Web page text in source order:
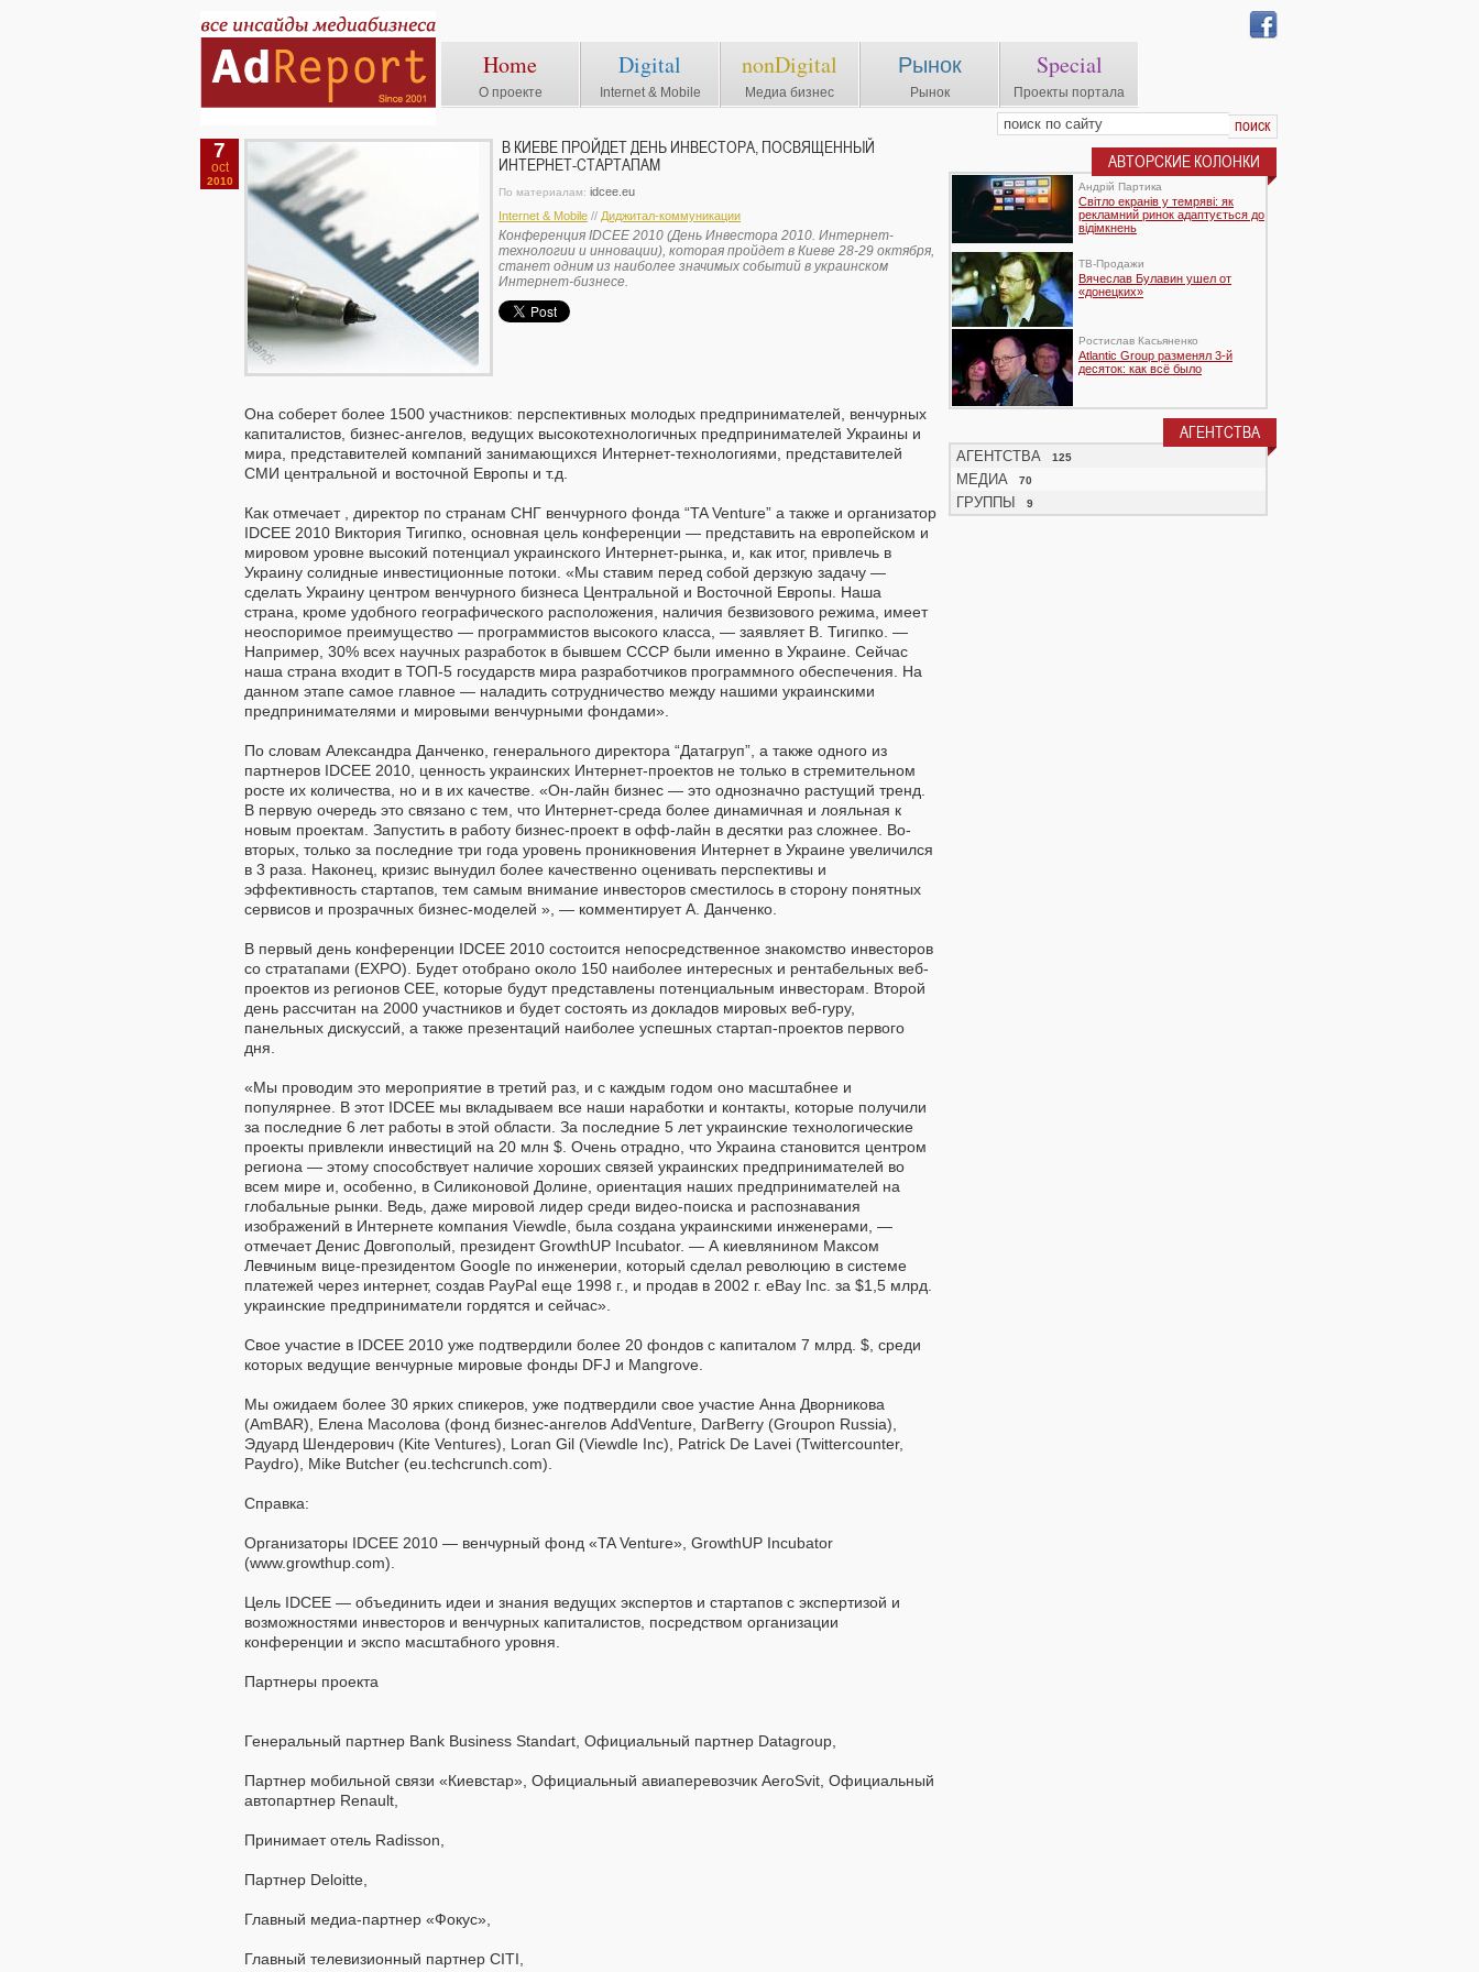
Home
О проекте
Digital
Internet & Mobile
nonDigital
Медиа бизнес
Рынок
Рынок
Special
Проекты портала
7
oct
2010
В КИЕВЕ ПРОЙДЕТ ДЕНЬ ИНВЕСТОРА, ПОСВЯЩЕННЫЙ
ИНТЕРНЕТ-СТАРТАПАМ
По материалам: idcee.eu
Internet & Mobile // Диджитал-коммуникации
Конференция IDCEE 2010 (День Инвестора 2010. Интернет-
технологии и инновации), которая пройдет в Киеве 28-29 октября,
станет одним из наиболее значимых событий в украинском
Интернет-бизнесе.
Она соберет более 1500 участников: перспективных молодых предпринимателей, венчурных
капиталистов, бизнес-ангелов, ведущих высокотехнологичных предпринимателей Украины и
мира, представителей компаний занимающихся Интернет-технологиями, представителей
СМИ центральной и восточной Европы и т.д.
Как отмечает , директор по странам СНГ венчурного фонда “TA Venture” а также и организатор
IDCEE 2010 Виктория Тигипко, основная цель конференции — представить на европейском и
мировом уровне высокий потенциал украинского Интернет-рынка, и, как итог, привлечь в
Украину солидные инвестиционные потоки. «Мы ставим перед собой дерзкую задачу —
сделать Украину центром венчурного бизнеса Центральной и Восточной Европы. Наша
страна, кроме удобного географического расположения, наличия безвизового режима, имеет
неоспоримое преимущество — программистов высокого класса, — заявляет В. Тигипко. —
Например, 30% всех научных разработок в бывшем СССР были именно в Украине. Сейчас
наша страна входит в ТОП-5 государств мира разработчиков программного обеспечения. На
данном этапе самое главное — наладить сотрудничество между нашими украинскими
предпринимателями и мировыми венчурными фондами».
По словам Александра Данченко, генерального директора “Датагруп”, а также одного из
партнеров IDCEE 2010, ценность украинских Интернет-проектов не только в стремительном
росте их количества, но и в их качестве. «Он-лайн бизнес — это однозначно растущий тренд.
В первую очередь это связано с тем, что Интернет-среда более динамичная и лояльная к
новым проектам. Запустить в работу бизнес-проект в офф-лайн в десятки раз сложнее. Во-
вторых, только за последние три года уровень проникновения Интернет в Украине увеличился
в 3 раза. Наконец, кризис вынудил более качественно оценивать перспективы и
эффективность стартапов, тем самым внимание инвесторов сместилось в сторону понятных
сервисов и прозрачных бизнес-моделей », — комментирует А. Данченко.
В первый день конференции IDCEE 2010 состоится непосредственное знакомство инвесторов
со стратапами (EXPO). Будет отобрано около 150 наиболее интересных и рентабельных веб-
проектов из регионов CEE, которые будут представлены потенциальным инвесторам. Второй
день рассчитан на 2000 участников и будет состоять из докладов мировых веб-гуру,
панельных дискуссий, а также презентаций наиболее успешных стартап-проектов первого
дня.
«Мы проводим это мероприятие в третий раз, и с каждым годом оно масштабнее и
популярнее. В этот IDCEE мы вкладываем все наши наработки и контакты, которые получили
за последние 6 лет работы в этой области. За последние 5 лет украинские технологические
проекты привлекли инвестиций на 20 млн $. Очень отрадно, что Украина становится центром
региона — этому способствует наличие хороших связей украинских предпринимателей во
всем мире и, особенно, в Силиконовой Долине, ориентация наших предпринимателей на
глобальные рынки. Ведь, даже мировой лидер среди видео-поиска и распознавания
изображений в Интернете компания Viewdle, была создана украинскими инженерами, —
отмечает Денис Довгополый, президент GrowthUP Incubator. — А киевлянином Максом
Левчиным вице-президентом Google по инженерии, который сделал революцию в системе
платежей через интернет, создав PayPal еще 1998 г., и продав в 2002 г. eBay Inc. за $1,5 млрд.
украинские предприниматели гордятся и сейчас».
Свое участие в IDCEE 2010 уже подтвердили более 20 фондов с капиталом 7 млрд. $, среди
которых ведущие венчурные мировые фонды DFJ и Mangrove.
Мы ожидаем более 30 ярких спикеров, уже подтвердили свое участие Анна Дворникова
(AmBAR), Елена Масолова (фонд бизнес-ангелов AddVenture, DarBerry (Groupon Russia),
Эдуард Шендерович (Kite Ventures), Loran Gil (Viewdle Inc), Patrick De Lavei (Twittercounter,
Paydro), Mike Butcher (eu.techcrunch.com).
Справка:
Организаторы IDCEE 2010 — венчурный фонд «TA Venture», GrowthUP Incubator
(www.growthup.com).
Цель IDCEE — объединить идеи и знания ведущих экспертов и стартапов с экспертизой и
возможностями инвесторов и венчурных капиталистов, посредством организации
конференции и экспо масштабного уровня.
Партнеры проекта
Генеральный партнер Bank Business Standart, Официальный партнер Datagroup,
Партнер мобильной связи «Киевстар», Официальный авиаперевозчик AeroSvit, Официальный
автопартнер Renault,
Принимает отель Radisson,
Партнер Deloitte,
Главный медиа-партнер «Фокус»,
Главный телевизионный партнер CITI,
АВТОРСКИЕ КОЛОНКИ
Андрій Партика
Світло екранів у темряві: як
рекламний ринок адаптується до
відімкнень
TВ-Продажи
Вячеслав Булавин ушел от
«донецких»
Ростислав Касьяненко
Atlantic Group разменял 3-й
десяток: как всё было
АГЕНТСТВА
АГЕНТСТВА 125
МЕДИА 70
ГРУППЫ 9